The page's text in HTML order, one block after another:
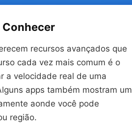
Conhecer
recursos avançados que
cada vez mais comum é o
a velocidade real de uma
apps também mostram um
aonde você pode
região.